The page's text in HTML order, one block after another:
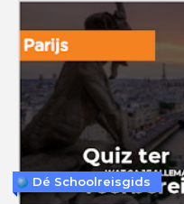
Dé Schoolreisgids